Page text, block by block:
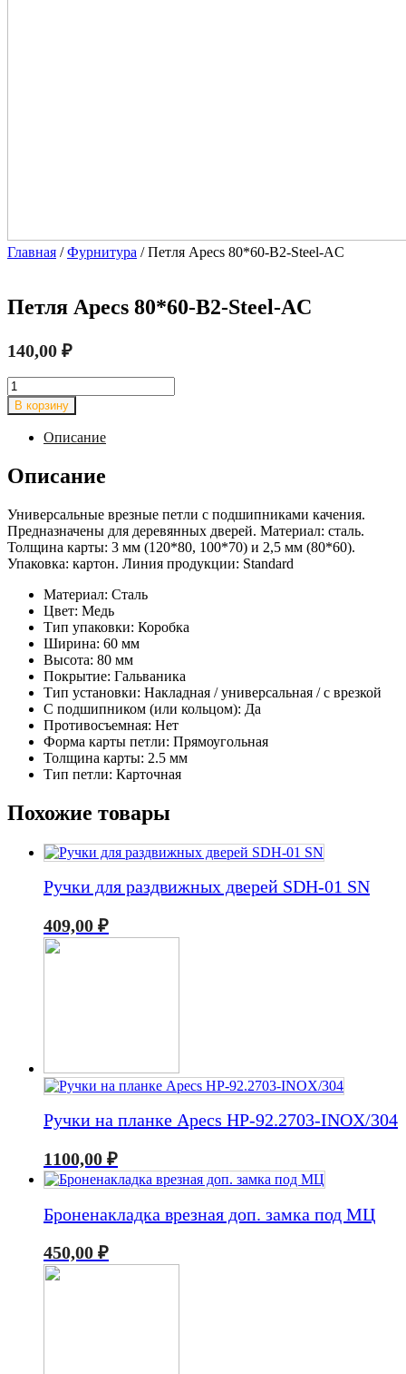
Главная /Фурнитура / Петля Apecs 80*60-B2-Steel-AC
Петля Apecs 80*60-B2-Steel-AC
140,00 ₽
Количество
товара
Петля
Apecs
80*60-
B2-
Steel-
В корзину
Описание
Описание
Универсальные врезные петли с подшипниками качения.
Предназначены для деревянных дверей. Материал: сталь.
Толщина карты: 3 мм (120*80, 100*70) и 2,5 мм (80*60).
Упаковка: картон. Линия продукции: Standard
Материал: Сталь
Цвет: Медь
Тип упаковки: Коробка
Ширина: 60 мм
Высота: 80 мм
Покрытие: Гальваника
Тип установки: Накладная / универсальная / с врезкой
С подшипником (или кольцом): Да
Противосъемная: Нет
Форма карты петли: Прямоугольная
Толщина карты: 2.5 мм
Тип петли: Карточная
Похожие товары
Ручки для раздвижных дверей SDH-01 SN
409,00 ₽
Ручки на планке Apecs HP-92.2703-INOX/304
1100,00 ₽
Броненакладка врезная доп. замка под МЦ
450,00 ₽